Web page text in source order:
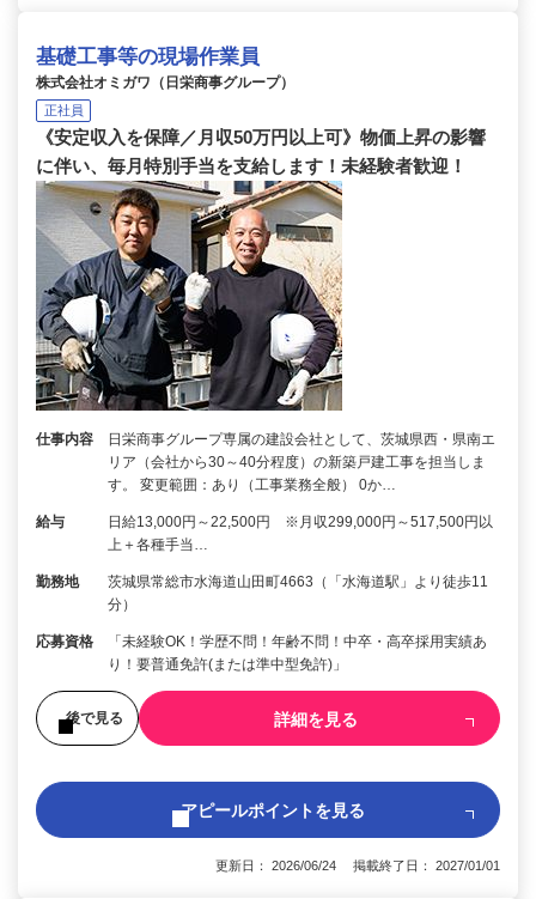
基礎工事等の現場作業員
株式会社オミガワ（日栄商事グループ）
正社員
《安定収入を保障／月収50万円以上可》物価上昇の影響
に伴い、毎月特別手当を支給します！未経験者歓迎！
仕事内容
日栄商事グループ専属の建設会社として、茨城県西・県南エ
リア（会社から30～40分程度）の新築戸建工事を担当しま
す。 変更範囲：あり（工事業務全般） 0か…
給与
日給13,000円～22,500円 ※月収299,000円～517,500円以
上＋各種手当…
勤務地
茨城県常総市水海道山田町4663（「水海道駅」より徒歩11
分）
応募資格
「未経験OK！学歴不問！年齢不問！中卒・高卒採用実績あ
り！要普通免許(または準中型免許)」
後で見る 詳細を見る
アピールポイントを見る
更新日： 2026/06/24 掲載終了日： 2027/01/01